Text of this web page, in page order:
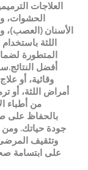
العلاجات
الحشوات،
الأسنان (العصب)،
اللثة
المتطورة
أفضل
وقائية، أو
أمراض اللثة، أو
من أطباء
بالحفاظ على
جودة حياتك. ومن
وتثقيف
على ابتسامة